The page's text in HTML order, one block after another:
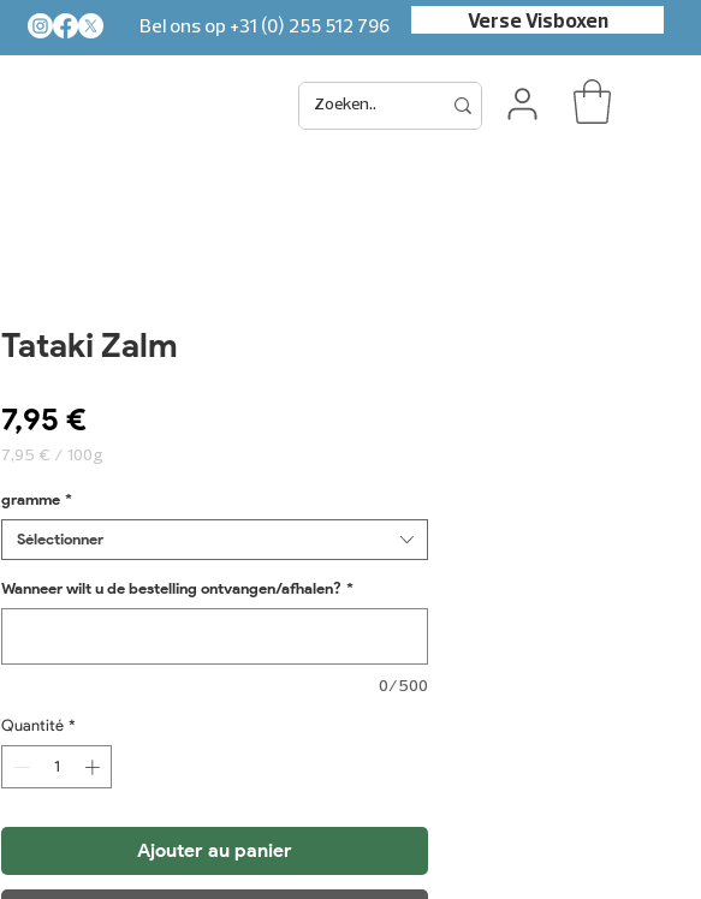
Bel ons op +31 (0) 255 512 796 Verse Visboxen
Tataki Zalm
7,95 €Prix
7,95 € / 100g
pour
100
Grammes
gramme *
Sélectionner
Wanneer wilt u de bestelling ontvangen/afhalen? *
0/500
Quantité *
Ajouter au panier